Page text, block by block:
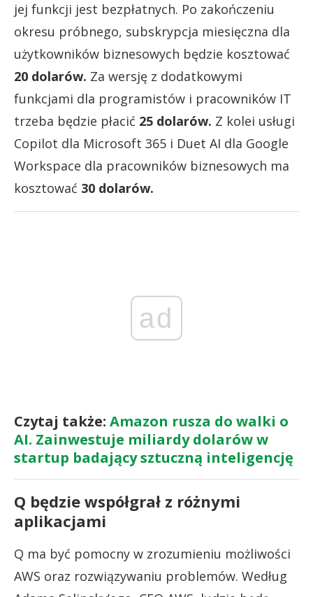
jej funkcji jest bezpłatnych. Po zakończeniu
okresu próbnego, subskrypcja miesięczna dla
użytkowników biznesowych będzie kosztować
20 dolarów. Za wersję z dodatkowymi
funkcjami dla programistów i pracowników IT
trzeba będzie płacić 25 dolarów. Z kolei usługi
Copilot dla Microsoft 365 i Duet AI dla Google
Workspace dla pracowników biznesowych ma
kosztować 30 dolarów.
ad
Czytaj także: Amazon rusza do walki o
AI. Zainwestuje miliardy dolarów w
startup badający sztuczną inteligencję
Q będzie współgrał z różnymi
aplikacjami
Q ma być pomocny w zrozumieniu możliwości
AWS oraz rozwiązywaniu problemów. Według